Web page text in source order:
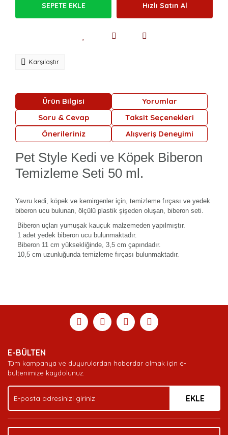
SEPETE EKLE Hızlı Satın Al
Karşılaştır
Ürün Bilgisi
Yorumlar
Soru & Cevap
Taksit Seçenekleri
Önerileriniz
Alışveriş Deneyimi
Pet Style Kedi ve Köpek Biberon
Temizleme Seti 50 ml.
Yavru kedi, köpek ve kemirgenler için, temizleme fırçası ve yedek
biberon ucu bulunan, ölçülü plastik şişeden oluşan, biberon seti.
Biberon uçları yumuşak kauçuk malzemeden yapılmıştır.
1 adet yedek biberon ucu bulunmaktadır.
Biberon 11 cm yüksekliğinde, 3,5 cm çapındadır.
10,5 cm uzunluğunda temizleme fırçası bulunmaktadır.
Yorum Yaz
Soru Sor
formunu kullanarak tarafımıza iletebilirsiniz.
Görüş ve önerileriniz için teşekkür ederiz.
Ürün açıklamasında eksik bilgiler bulunuyor.
Ürün bilgilerinde hatalar bulunuyor.
Bu ürüne benzer farklı alternatifler olmalı.
Deneyimini Paylaş
E-BÜLTEN
Tüm kampanya ve duyurulardan haberdar olmak için e-
bültenimize kaydolunuz.
EKLE